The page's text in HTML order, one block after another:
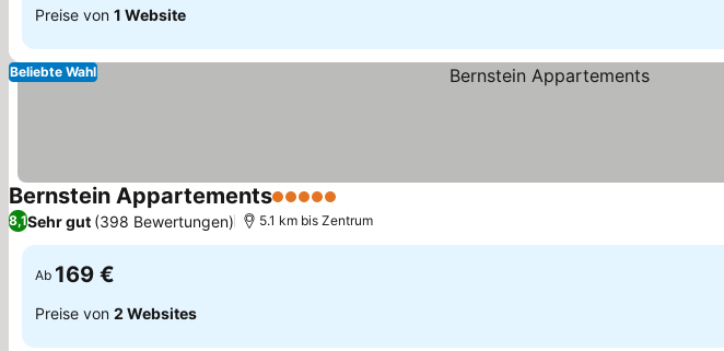
Preise von 1 Website
Beliebte Wahl
Bernstein Appartements5 Sterne
8,1Sehr gut (398 Bewertungen) 5.1 km bis Zentrum
Ab 169 €
Preise von 2 Websites